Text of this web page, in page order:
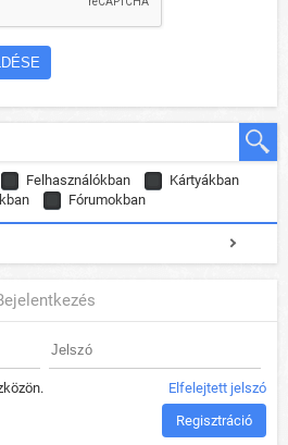
Felhasználókban
Kártyákban
Fórumokban
Elfelejtett jelszó
Regisztráció